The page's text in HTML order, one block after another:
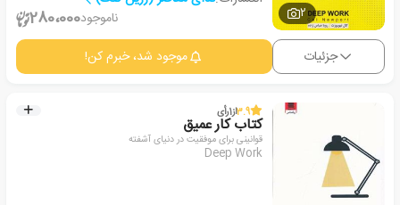
2
ناموجود280،000
جزئیات موجود شد، خبرم کن!
3.9از1رأی
کتاب کار عمیق
قوانینی برای موفقیت در دنیای آشفته
Deep Work